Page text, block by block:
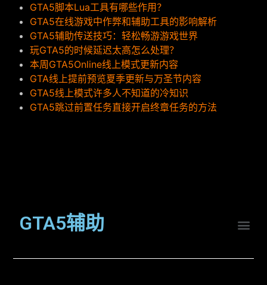
GTA5脚本Lua工具有哪些作用？
GTA5在线游戏中作弊和辅助工具的影响解析
GTA5辅助传送技巧：轻松畅游游戏世界
玩GTA5的时候延迟太高怎么处理？
本周GTA5Online线上模式更新内容
GTA线上提前预览夏季更新与万圣节内容
GTA5线上模式许多人不知道的冷知识
GTA5跳过前置任务直接开启终章任务的方法
GTA5辅助